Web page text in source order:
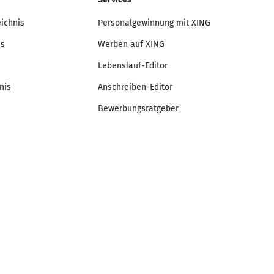
Personalgewinnung mit XING
Werben auf XING
Lebenslauf-Editor
Anschreiben-Editor
Bewerbungsratgeber